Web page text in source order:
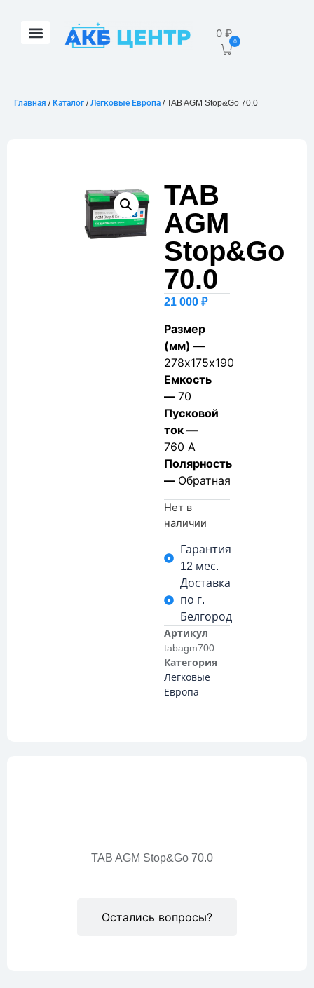
0₽
0
Главная / Каталог /Легковые Европа / TAB AGM Stop&Go 70.0
TAB
AGM
Stop&Go
70.0
21 000 ₽
Размер
(мм) —
278х175х190
Емкость
— 70
Пусковой
ток —
760 А
Полярность
— Обратная
Нет в
наличии
Гарантия
12 мес.
Доставка
по г.
Белгород
Артикул
tabagm700
Категория
Легковые
Европа
Остались вопросы?
TAB AGM Stop&Go 70.0